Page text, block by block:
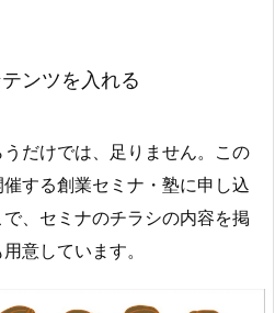
ンツを入れる
だけでは、足りません。この
する創業セミナ・塾に申し込
、セミナのチラシの内容を掲
意しています。